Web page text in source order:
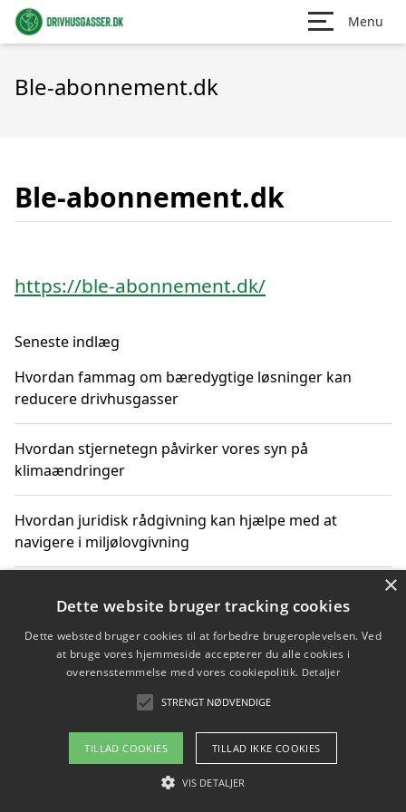
Menu
Ble-abonnement.dk
Ble-abonnement.dk
https://ble-abonnement.dk/
Seneste indlæg
Hvordan fammag om bæredygtige løsninger kan
reducere drivhusgasser
Hvordan stjernetegn påvirker vores syn på
klimaændringer
Hvordan juridisk rådgivning kan hjælpe med at
navigere i miljølovgivning
Hvordan spil og underholdning online kan inspirere til
bæredygtige valg
Køb produkter i danske webshops for at spare på
transport og nedbringe CO2-udledning
Copyright 2026 - Pilanto Aps
Om / kontakt
×
Dette website bruger tracking cookies
Dette websted bruger cookies til at forbedre brugeroplevelsen. Ved
at bruge vores hjemmeside accepterer du alle cookies i
overensstemmelse med vores cookiepolitik. Detaljer
STRENGT NØDVENDIGE
TILLAD COOKIES TILLAD IKKE COOKIES
VIS DETALJER